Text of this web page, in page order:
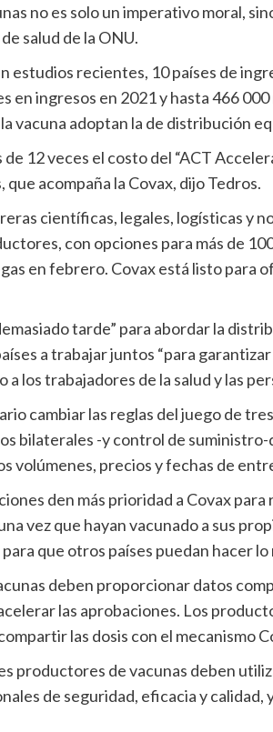
salud de la ONU.
en ingresos en 2021 y hasta 466
vacuna adoptan la de distribución
acompaña la Covax, dijo Tedros.
con opciones para más de
en febrero. Covax está listo para
a trabajar juntos “para
a los trabajadores de la salud y las
bilaterales -y control de
volúmenes, precios y fechas de
vez que hayan vacunado a sus
que otros países puedan hacer lo
las aprobaciones. Los
las dosis con el mecanismo
de seguridad, eficacia y calidad,